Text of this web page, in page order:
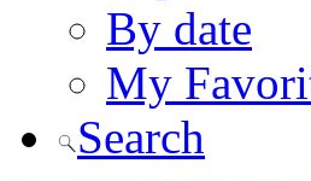
By date
My
Search